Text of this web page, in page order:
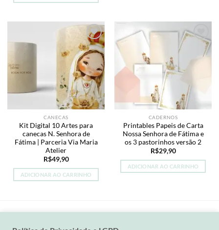
Add to
wishlist
CANECAS
Kit Digital 10 Artes para
canecas N. Senhora de
Fátima | Parceria Via Maria
Atelier
R$49,90
ADICIONAR AO CARRINHO
Add to
wishlist
CADERNOS
Printables Papeis de Carta
Nossa Senhora de Fátima e
os 3 pastorinhos versão 2
R$29,90
ADICIONAR AO CARRINHO